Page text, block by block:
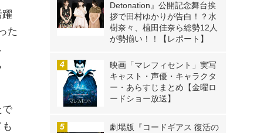
た
で
Detonation』公開記念舞台挨
拶で田村ゆかりが告白！？水
樹奈々、植田佳奈ら総勢12人
が勢揃い！！【レポート】
映画「マレフィセント」実写
キャスト・声優・キャラクタ
ー・あらすじまとめ【金曜ロ
ードショー放送】
劇場版『コードギアス 復活の